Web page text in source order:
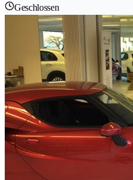
Geschlossen